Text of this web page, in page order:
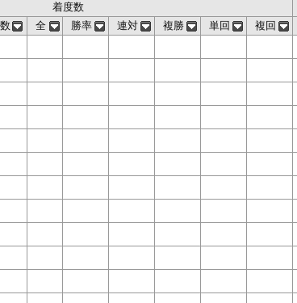
着度数
全 勝率 連対 複勝 単回 複回